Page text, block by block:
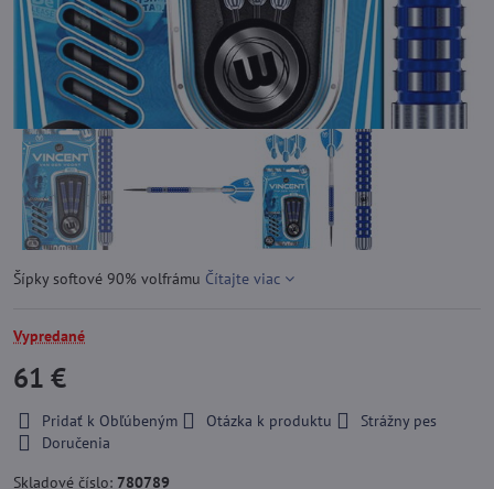
Šípky softové 90% volfrámu Čítajte viac
Vypredané
61 €
Pridať k Obľúbeným Otázka k produktu
Strážny pes
Doručenia
Skladové číslo: 780789